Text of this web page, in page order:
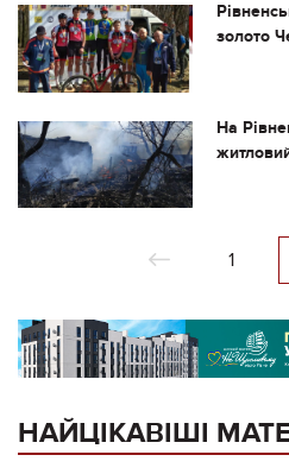
золото
На
1
НАЙЦІКАВІШІ